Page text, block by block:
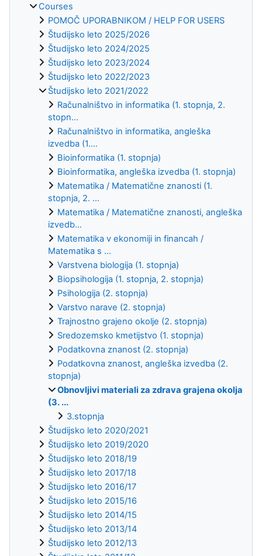
Courses
POMOČ UPORABNIKOM / HELP FOR USERS
Študijsko leto 2025/2026
Študijsko leto 2024/2025
Študijsko leto 2023/2024
Študijsko leto 2022/2023
Študijsko leto 2021/2022
Računalništvo in informatika (1. stopnja, 2.
stopn...
Računalništvo in informatika, angleška
izvedba (1....
Bioinformatika (1. stopnja)
Bioinformatika, angleška izvedba (1. stopnja)
Matematika / Matematične znanosti (1.
stopnja, 2. ...
Matematika / Matematične znanosti, angleška
izvedb...
Matematika v ekonomiji in financah /
Matematika s ...
Varstvena biologija (1. stopnja)
Biopsihologija (1. stopnja, 2. stopnja)
Psihologija (2. stopnja)
Varstvo narave (2. stopnja)
Trajnostno grajeno okolje (2. stopnja)
Sredozemsko kmetijstvo (1. stopnja)
Podatkovna znanost (2. stopnja)
Podatkovna znanost, angleška izvedba (2.
stopnja)
Obnovljivi materiali za zdrava grajena okolja
(3. ...
3.stopnja
Študijsko leto 2020/2021
Študijsko leto 2019/2020
Študijsko leto 2018/19
Študijsko leto 2017/18
Študijsko leto 2016/17
Študijsko leto 2015/16
Študijsko leto 2014/15
Študijsko leto 2013/14
Študijsko leto 2012/13